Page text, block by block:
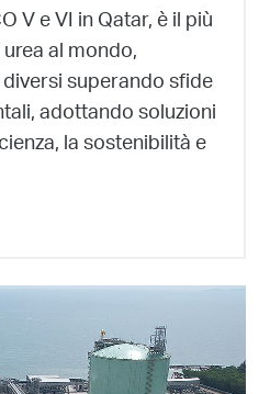
V e VI in Qatar, è il più
al mondo,
superando sfide
adottando soluzioni
la sostenibilità e